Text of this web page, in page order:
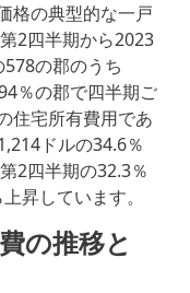
格の典型的な一戸
2四半期から2023
の郡のうち
％の郡で四半期ご
住宅所有費用であ
ドルの34.6％
2四半期の32.3％
昇しています。
の推移と